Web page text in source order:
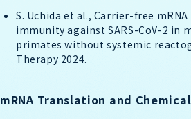
S. Uchida et al., Carrier-free
immunity against SARS-CoV-2 in
primates without systemic
Therapy 2024.
mRNA Translation and